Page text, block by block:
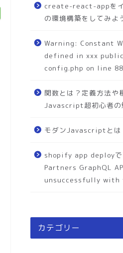
create-react-appを
の環境構築をしてみよ
Warning: Constant
defined in xxx
config.php on line 88
関数とは？定義方法や
Javascript超初心者の
モダンJavascriptとは
shopify app deployで
Partners GraphQL
unsuccessfully with
カテゴリー